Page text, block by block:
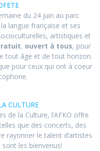
du 24 juin au parc
langue française et ses
artistiques et
, ouvert à tous, pour
tout âge et de tout horizon.
pour ceux qui ont à coeur
CULTURE
de la Culture, l’AFKO offre
que des concerts, des
rayonner le talent d’artistes
sont les bienvenus!